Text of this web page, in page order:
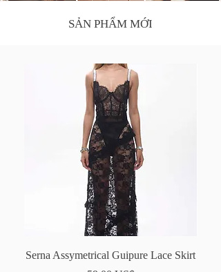
SẢN PHẨM MỚI
Serna Assymetrical Guipure Lace Skirt